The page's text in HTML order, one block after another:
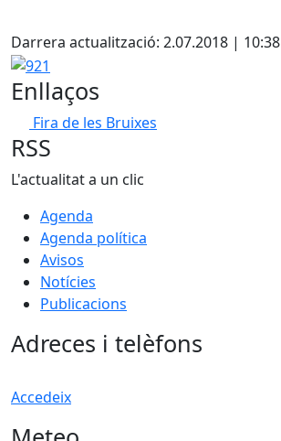
Darrera actualització: 2.07.2018 | 10:38
921
Enllaços
Fira de les Bruixes
RSS
L'actualitat a un clic
Agenda
Agenda política
Avisos
Notícies
Publicacions
Adreces i telèfons
Accedeix